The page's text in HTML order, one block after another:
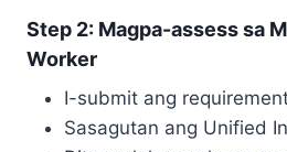
Step 2: Magpa-assess sa
Worker
I-submit ang
Sasagutan ang Unified